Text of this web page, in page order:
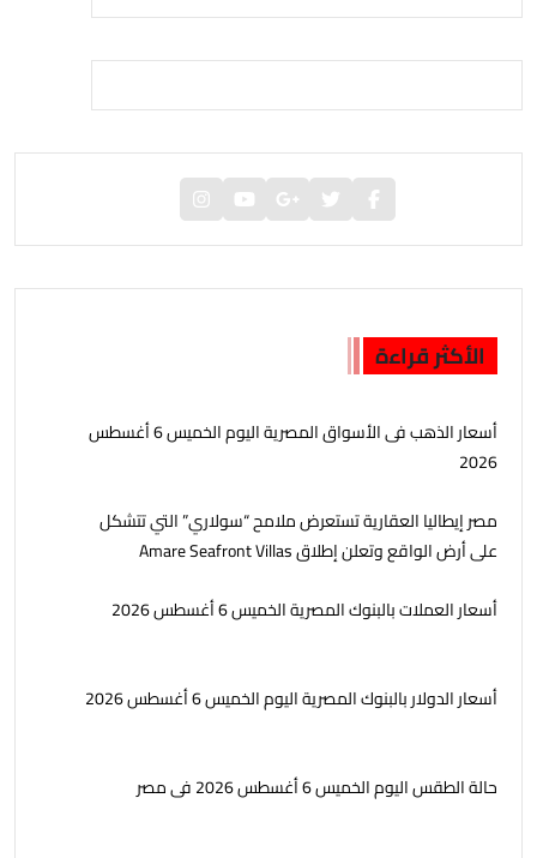
الأكثر قراءة
أسعار الذهب فى الأسواق المصرية اليوم الخميس 6 أغسطس
2026
مصر إيطاليا العقارية تستعرض ملامح “سولاري” التي تتشكل
على أرض الواقع وتعلن إطلاق Amare Seafront Villas
أسعار العملات بالبنوك المصرية الخميس 6 أغسطس 2026
أسعار الدولار بالبنوك المصرية اليوم الخميس 6 أغسطس 2026
حالة الطقس اليوم الخميس 6 أغسطس 2026 فى مصر